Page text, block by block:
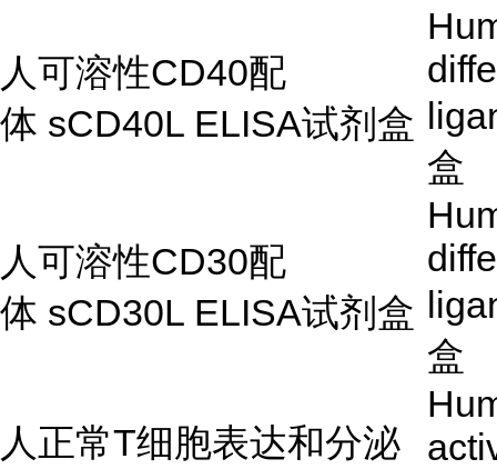
人可溶性CD40配
体 sCD40L ELISA试剂盒
盒
人可溶性CD30配
体 sCD30L ELISA试剂盒
盒
人正常T细胞表达和分泌